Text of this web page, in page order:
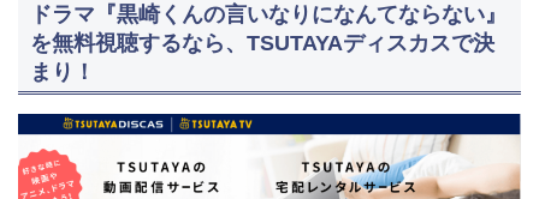
ドラマ『黒崎くんの言いなりになんてならない』
を無料視聴するなら、TSUTAYAディスカスで決
まり！